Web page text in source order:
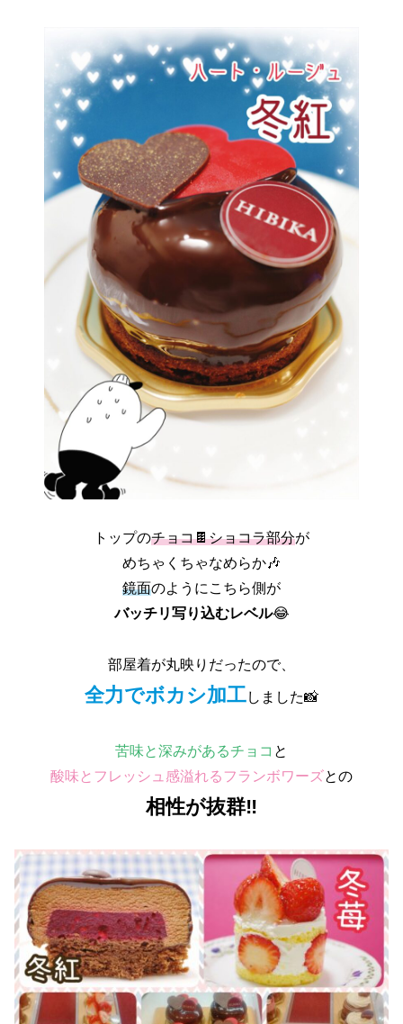
トップのチョコ🍫ショコラ部分が
めちゃくちゃなめらか🎶
鏡面のようにこちら側が
バッチリ写り込むレベル😂
部屋着が丸映りだったので、
全力でボカシ加工しました📸
苦味と深みがあるチョコ と
酸味とフレッシュ感溢れるフランボワーズとの
相性が抜群‼️